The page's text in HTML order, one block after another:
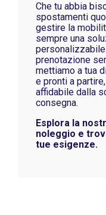
Che tu abbia
spostamenti
gestire la
sempre una
prenotazione
mettiamo a tua
e pronti a
affidabile dalla
consegna.
Esplora la
noleggio e
tue esigenze.